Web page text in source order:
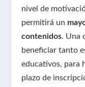
nivel de
permitirá un
contenidos. Una
beneficiar tanto
educativos, para
plazo de